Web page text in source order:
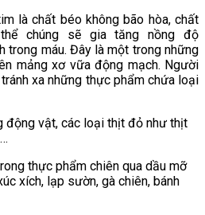
là chất béo không bão hòa, chất
chúng sẽ gia tăng nồng độ
trong máu. Đây là một trong những
mảng xơ vữa động mạch. Người
xa những thực phẩm chứa loại
động vật, các loại thịt đỏ như thịt
thực phẩm chiên qua dầu mỡ
xích, lạp sườn, gà chiên, bánh